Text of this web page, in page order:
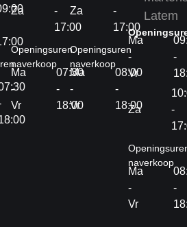
Za
-
17:00
Openingsuren
naverkoop
Ma
-
Vr
07:30
-
18:00
Za
-
17:00
Openingsuren
naverkoop
Ma
-
Vr
08:00
-
18:00
Latem
Ma
-
Vr
-
Za
-
naverkoop
Ma
-
Vr
-